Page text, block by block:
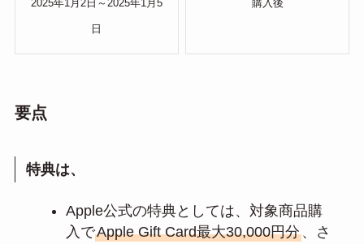
2025年1月2日～2025年1月5
日
購入後
要点
特典は、
Apple公式の特典としては、対象商品購
入でApple Gift Card最大30,000円分、さ